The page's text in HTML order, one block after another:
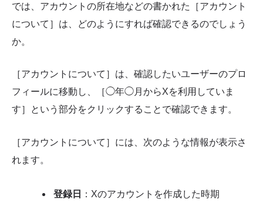
では、アカウントの所在地などの書かれた［アカウント
について］は、どのようにすれば確認できるのでしょう
か。
［アカウントについて］は、確認したいユーザーのプロ
フィールに移動し、［◯年◯月からXを利用していま
す］という部分をクリックすることで確認できます。
［アカウントについて］には、次のような情報が表示さ
れます。
登録日 ：Xのアカウントを作成した時期